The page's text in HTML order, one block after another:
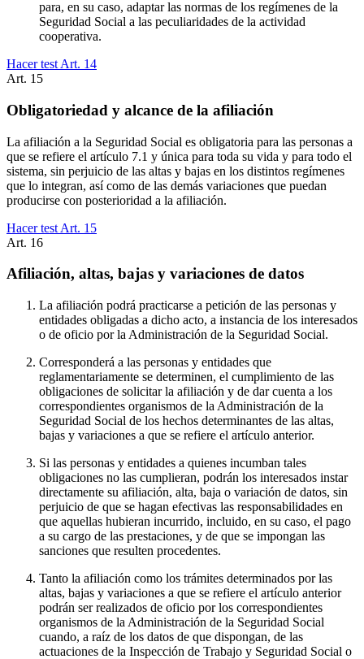
para, en su caso, adaptar las normas de los regímenes de la
Seguridad Social a las peculiaridades de la actividad
cooperativa.
Hacer test Art. 14
Art. 15
Obligatoriedad y alcance de la afiliación
La afiliación a la Seguridad Social es obligatoria para las personas a
que se refiere el artículo 7.1 y única para toda su vida y para todo el
sistema, sin perjuicio de las altas y bajas en los distintos regímenes
que lo integran, así como de las demás variaciones que puedan
producirse con posterioridad a la afiliación.
Hacer test Art. 15
Art. 16
Afiliación, altas, bajas y variaciones de datos
La afiliación podrá practicarse a petición de las personas y
entidades obligadas a dicho acto, a instancia de los interesados
o de oficio por la Administración de la Seguridad Social.
Corresponderá a las personas y entidades que
reglamentariamente se determinen, el cumplimiento de las
obligaciones de solicitar la afiliación y de dar cuenta a los
correspondientes organismos de la Administración de la
Seguridad Social de los hechos determinantes de las altas,
bajas y variaciones a que se refiere el artículo anterior.
Si las personas y entidades a quienes incumban tales
obligaciones no las cumplieran, podrán los interesados instar
directamente su afiliación, alta, baja o variación de datos, sin
perjuicio de que se hagan efectivas las responsabilidades en
que aquellas hubieran incurrido, incluido, en su caso, el pago
a su cargo de las prestaciones, y de que se impongan las
sanciones que resulten procedentes.
Tanto la afiliación como los trámites determinados por las
altas, bajas y variaciones a que se refiere el artículo anterior
podrán ser realizados de oficio por los correspondientes
organismos de la Administración de la Seguridad Social
cuando, a raíz de los datos de que dispongan, de las
actuaciones de la Inspección de Trabajo y Seguridad Social o